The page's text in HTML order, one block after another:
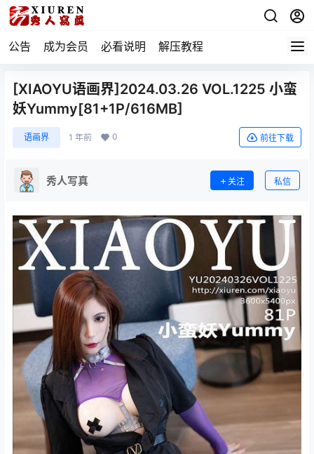
公告 成为会员 必看说明 解压教程
[XIAOYU语画界]2024.03.26 VOL.1225 小蛮
妖Yummy[81+1P/616MB]
语画界 1 年前 0 前往下载
秀人写真 关注 私信